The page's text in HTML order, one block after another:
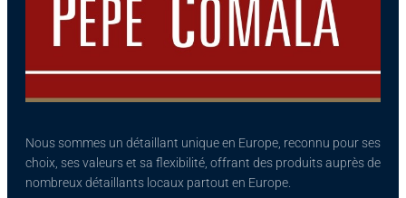
Nous sommes un détaillant unique en Europe, reconnu pour ses
choix, ses valeurs et sa flexibilité, offrant des produits auprès de
nombreux détaillants locaux partout en Europe.